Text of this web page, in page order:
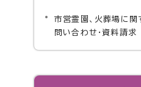
市営霊園、火葬場に関
問い合わせ・資料請求